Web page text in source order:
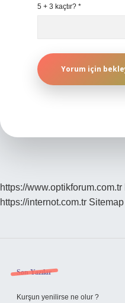
5 + 3 kaçtır? *
https://www.optikforum.com.tr
https://internot.com.tr Sitemap
Sidebar
Son Yazılar
Kurşun yenilirse ne olur ?